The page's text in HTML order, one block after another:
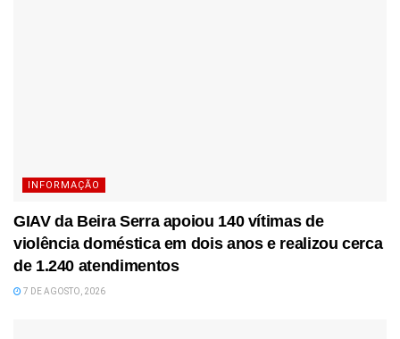
INFORMAÇÃO
GIAV da Beira Serra apoiou 140 vítimas de
violência doméstica em dois anos e realizou cerca
de 1.240 atendimentos
7 DE AGOSTO, 2026